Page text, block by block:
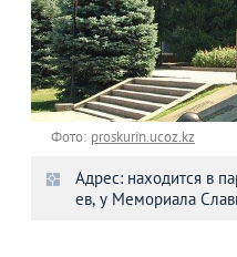
Фото: proskurin.ucoz.kz
Адрес: находится в
ев, у Мемориала